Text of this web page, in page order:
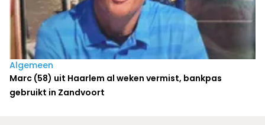
Algemeen
Marc (58) uit Haarlem al weken vermist, bankpas
gebruikt in Zandvoort